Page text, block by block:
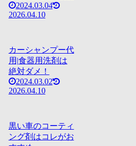
2024.03.04
2026.04.10
カーシャンプー代
用|食器用洗剤は
絶対ダメ！
2024.03.02
2026.04.10
黒い車のコーティ
ング剤はコレがお